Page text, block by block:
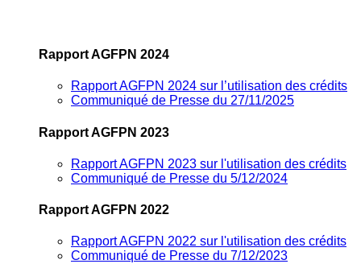
Rapport AGFPN 2024
Rapport AGFPN 2024 sur l’utilisation des crédits
Communiqué de Presse du 27/11/2025
Rapport AGFPN 2023
Rapport AGFPN 2023 sur l'utilisation des crédits
Communiqué de Presse du 5/12/2024
Rapport AGFPN 2022
Rapport AGFPN 2022 sur l'utilisation des crédits
Communiqué de Presse du 7/12/2023